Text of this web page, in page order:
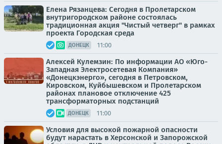
Елена Рязанцева: Сегодня в Пролетарском
внутригородском районе состоялась
традиционная акция "Чистый четверг" в рамках
проекта Городская среда
ДОНЕЦК 11:00
Алексей Кулемзин: По информации АО «Юго-
Западная Электросетевая Компания»
«Донецкэнерго», сегодня в Петровском,
Кировском, Куйбышевском и Пролетарском
районах плановое отключение 425
трансформаторных подстанций
ДОНЕЦК 11:00
Условия для высокой пожарной опасности
будут нарастать в Херсонской и Запорожской